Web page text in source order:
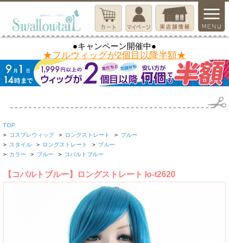
●キャンペーン開催中●
★フルウィッグが2個目以降半額★
TOP
> コスプレウィッグ > ロングストレート > ブルー
> スタイル > ロングストレート > ブルー
> カラー > ブルー > コバルトブルー
【コバルトブルー】ロングストレート lo-t2620